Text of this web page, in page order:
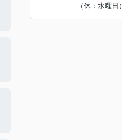
（休：水曜日）